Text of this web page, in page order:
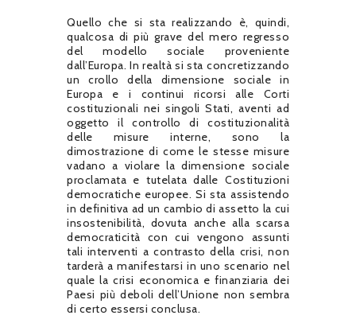
Quello che si sta realizzando è, quindi,
qualcosa di più grave del mero regresso
del modello sociale proveniente
dall’Europa. In realtà si sta concretizzando
un crollo della dimensione sociale in
Europa e i continui ricorsi alle Corti
costituzionali nei singoli Stati, aventi ad
oggetto il controllo di costituzionalità
delle misure interne, sono la
dimostrazione di come le stesse misure
vadano a violare la dimensione sociale
proclamata e tutelata dalle Costituzioni
democratiche europee. Si sta assistendo
in definitiva ad un cambio di assetto la cui
insostenibilità, dovuta anche alla scarsa
democraticità con cui vengono assunti
tali interventi a contrasto della crisi, non
tarderà a manifestarsi in uno scenario nel
quale la crisi economica e finanziaria dei
Paesi più deboli dell’Unione non sembra
di certo essersi conclusa.